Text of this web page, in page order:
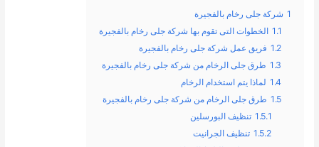
1 شركة جلى رخام بالفجيرة
1.1 الخطوات التى تقوم بها شركة جلى رخام بالفجيرة
1.2 فريق عمل شركة جلى رخام بالفجيرة
1.3 طرق جلى الرخام من شركة جلى رخام بالفجيرة
1.4 لماذا يتم استخدام الرخام
1.5 طرق جلى الرخام من شركة جلى رخام بالفجيرة
1.5.1 تنظيف البورسلين
1.5.2 تنظيف الجرانيت